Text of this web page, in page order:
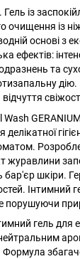
Гель із
очищення із
основі з
ефектів:
та
дію.
журавлини
бар'єр шкіри.
Інтимний
порушуючи
гель для
Формула